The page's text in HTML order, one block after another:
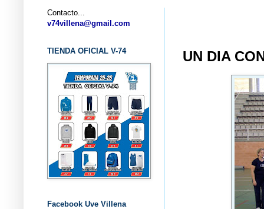
UN DIA
Contacto...
v74villena@gmail.com
TIENDA OFICIAL V-74
Facebook Uve Villena